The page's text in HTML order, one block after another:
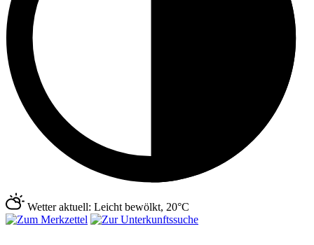
Wetter aktuell: Leicht bewölkt, 20°C